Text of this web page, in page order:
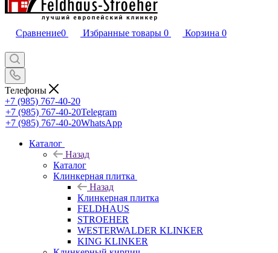
Сравнение0 Избранные товары 0 Корзина 0
Телефоны
+7 (985) 767-40-20
+7 (985) 767-40-20Telegram
+7 (985) 767-40-20WhatsApp
Каталог
Назад
Каталог
Клинкерная плитка
Назад
Клинкерная плитка
FELDHAUS
STROEHER
WESTERWALDER KLINKER
KING KLINKER